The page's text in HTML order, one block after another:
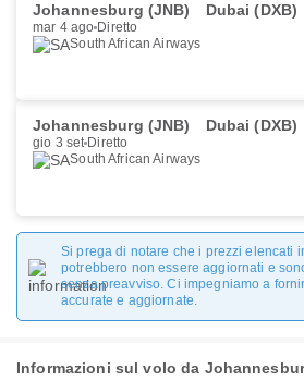
Johannesburg (JNB) Dubai (DXB)
mar 4 ago Diretto
South African Airways
Johannesburg (JNB) Dubai (DXB)
gio 3 set Diretto
South African Airways
Si prega di notare che i prezzi elencati
potrebbero non essere aggiornati e
senza preavviso. Ci impegniamo a
accurate e aggiornate.
Informazioni sul volo da